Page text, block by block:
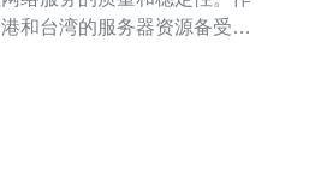
和台湾的服务器资源备受关
器组的可选性更是为用户提